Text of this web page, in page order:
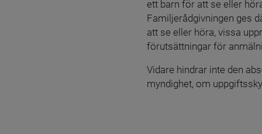
ett barn för att se eller
Familjerådgivningen ges
att se eller höra, vissa
förutsättningar för
Vidare hindrar inte den
myndighet, om